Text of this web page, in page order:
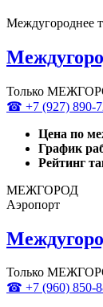
Междугороднее
Только
☎ +7 (927) 890-
Цена по
График
Рейтинг
МЕЖГОРОД
Аэропорт
Только
☎ +7 (960) 850-